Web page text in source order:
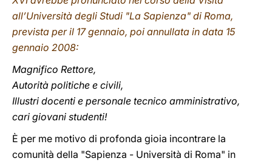
all’Università degli Studi "La Sapienza" di Roma,
prevista per il 17 gennaio, poi annullata in data 15
gennaio 2008:
Magnifico Rettore,
Autorità politiche e civili,
Illustri docenti e personale tecnico amministrativo,
cari giovani studenti!
È per me motivo di profonda gioia incontrare la
comunità della "Sapienza - Università di Roma" in